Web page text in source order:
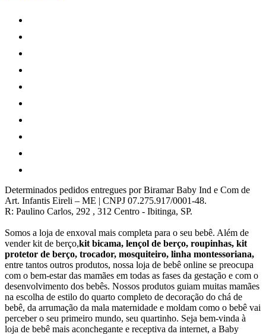
Determinados pedidos entregues por Biramar Baby Ind e Com de
Art. Infantis Eireli – ME | CNPJ 07.275.917/0001-48.
R: Paulino Carlos, 292 , 312 Centro - Ibitinga, SP.
Somos a loja de enxoval mais completa para o seu bebê. Além de
vender kit de berço,kit bicama, lençol de berço, roupinhas, kit
protetor de berço, trocador, mosquiteiro, linha montessoriana,
entre tantos outros produtos, nossa loja de bebê online se preocupa
com o bem-estar das mamães em todas as fases da gestação e com o
desenvolvimento dos bebês. Nossos produtos guiam muitas mamães
na escolha de estilo do quarto completo de decoração do chá de
bebê, da arrumação da mala maternidade e moldam como o bebê vai
perceber o seu primeiro mundo, seu quartinho. Seja bem-vinda à
loja de bebê mais aconchegante e receptiva da internet, a Baby